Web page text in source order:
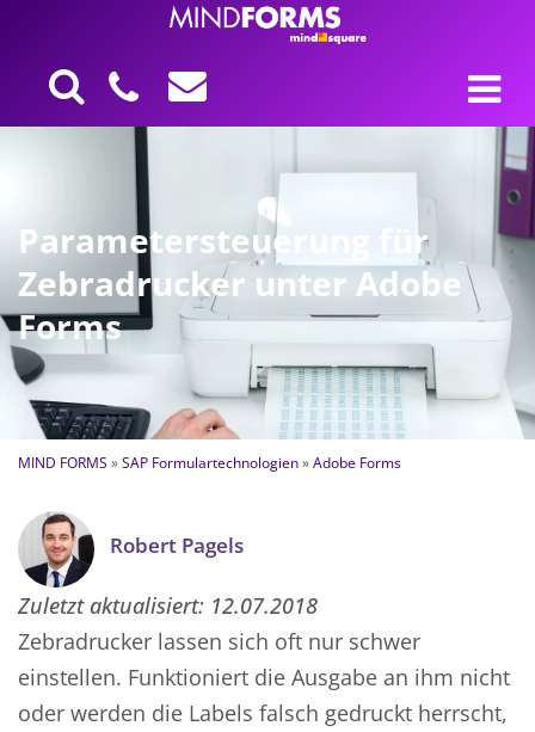
Parametersteuerung für
Zebradrucker unter Adobe
Forms
MIND FORMS »SAP Formulartechnologien»Adobe Forms
Robert Pagels
Zuletzt aktualisiert: 12.07.2018
Zebradrucker lassen sich oft nur schwer
einstellen. Funktioniert die Ausgabe an ihm nicht
oder werden die Labels falsch gedruckt herrscht,